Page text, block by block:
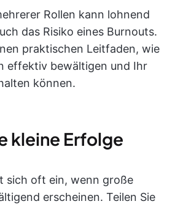
Rollen kann lohnend
das Risiko eines Burnouts.
praktischen Leitfaden, wie
effektiv bewältigen und Ihr
können.
kleine Erfolge
sich oft ein, wenn große
erscheinen. Teilen Sie